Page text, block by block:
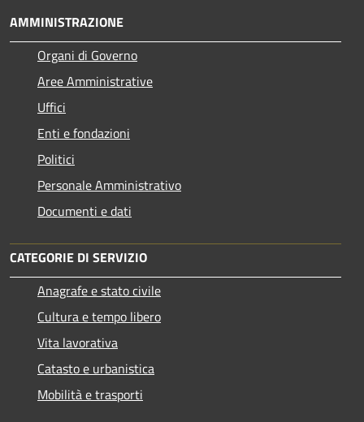
AMMINISTRAZIONE
Organi di Governo
Aree Amministrative
Uffici
Enti e fondazioni
Politici
Personale Amministrativo
Documenti e dati
CATEGORIE DI SERVIZIO
Anagrafe e stato civile
Cultura e tempo libero
Vita lavorativa
Catasto e urbanistica
Mobilità e trasporti